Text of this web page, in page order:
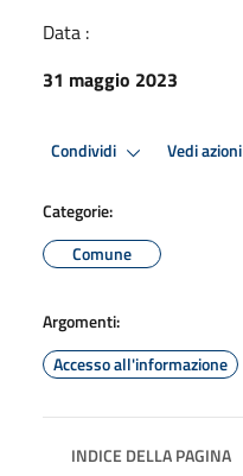
Data :
31 maggio 2023
Condividi Vedi azioni
Categorie:
Comune
Argomenti:
Accesso all'informazione
INDICE DELLA PAGINA